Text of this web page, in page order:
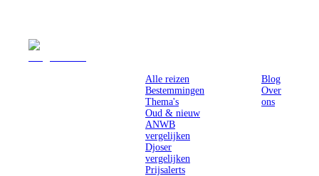
Alle reizen
Bestemmingen
Thema's
Oud & nieuw
ANWB
vergelijken
Djoser
vergelijken
Prijsalerts
Blog
Over
ons